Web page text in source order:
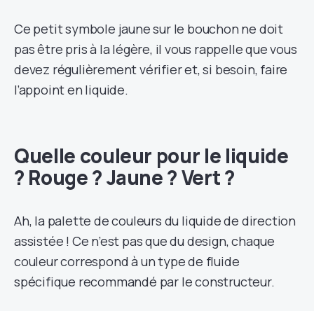
Ce petit symbole jaune sur le bouchon ne doit
pas être pris à la légère, il vous rappelle que vous
devez régulièrement vérifier et, si besoin, faire
l’appoint en liquide.
Quelle couleur pour le liquide
? Rouge ? Jaune ? Vert ?
Ah, la palette de couleurs du liquide de direction
assistée ! Ce n’est pas que du design, chaque
couleur correspond à un type de fluide
spécifique recommandé par le constructeur.